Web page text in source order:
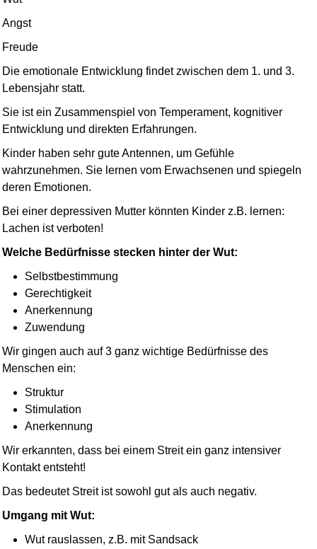
Angst
Freude
Die emotionale Entwicklung findet zwischen dem 1. und 3.
Lebensjahr statt.
Sie ist ein Zusammenspiel von Temperament, kognitiver
Entwicklung und direkten Erfahrungen.
Kinder haben sehr gute Antennen, um Gefühle
wahrzunehmen. Sie lernen vom Erwachsenen und spiegeln
deren Emotionen.
Bei einer depressiven Mutter könnten Kinder z.B. lernen:
Lachen ist verboten!
Welche Bedürfnisse stecken hinter der Wut:
Selbstbestimmung
Gerechtigkeit
Anerkennung
Zuwendung
Wir gingen auch auf 3 ganz wichtige Bedürfnisse des
Menschen ein:
Struktur
Stimulation
Anerkennung
Wir erkannten, dass bei einem Streit ein ganz intensiver
Kontakt entsteht!
Das bedeutet Streit ist sowohl gut als auch negativ.
Umgang mit Wut:
Wut rauslassen, z.B. mit Sandsack